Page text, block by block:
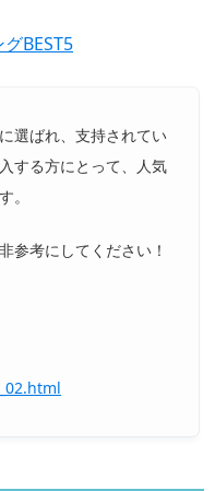
BEST5
選ばれ、支持されてい
する方にとって、人気
。
参考にしてください！